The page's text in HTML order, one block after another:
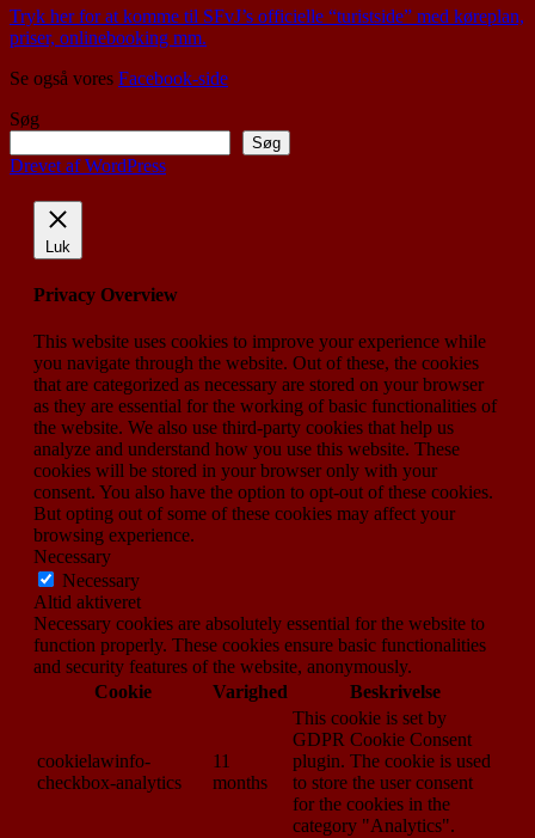
Tryk her for at komme til SFvJ’s officielle “turistside” med køreplan,
priser, onlinebooking mm.
Se også vores Facebook-side
Søg
Søg
Drevet af WordPress
Luk
Privacy Overview
This website uses cookies to improve your experience while
you navigate through the website. Out of these, the cookies
that are categorized as necessary are stored on your browser
as they are essential for the working of basic functionalities of
the website. We also use third-party cookies that help us
analyze and understand how you use this website. These
cookies will be stored in your browser only with your
consent. You also have the option to opt-out of these cookies.
But opting out of some of these cookies may affect your
browsing experience.
Necessary
Necessary
Altid aktiveret
Necessary cookies are absolutely essential for the website to
function properly. These cookies ensure basic functionalities
and security features of the website, anonymously.
Cookie
Varighed Beskrivelse
cookielawinfo-
checkbox-analytics
11
months
This cookie is set by
GDPR Cookie Consent
plugin. The cookie is used
to store the user consent
for the cookies in the
category "Analytics".